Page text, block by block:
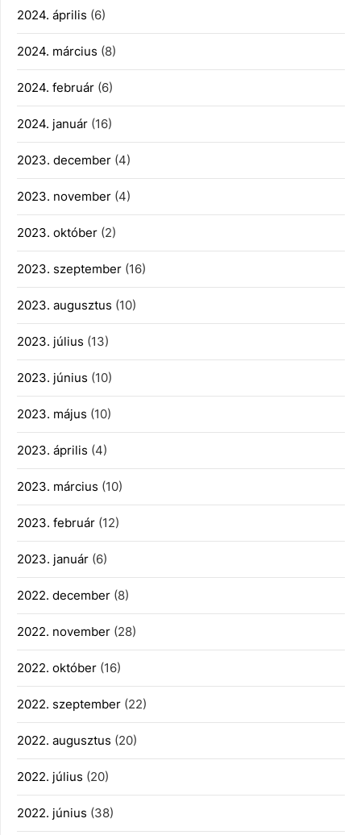
2024. április (6)
2024. március (8)
2024. február (6)
2024. január (16)
2023. december (4)
2023. november (4)
2023. október (2)
2023. szeptember (16)
2023. augusztus (10)
2023. július (13)
2023. június (10)
2023. május (10)
2023. április (4)
2023. március (10)
2023. február (12)
2023. január (6)
2022. december (8)
2022. november (28)
2022. október (16)
2022. szeptember (22)
2022. augusztus (20)
2022. július (20)
2022. június (38)